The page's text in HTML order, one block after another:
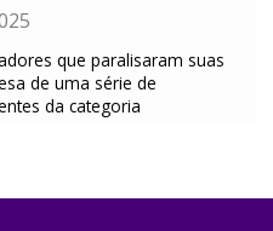
que paralisaram suas
de uma série de
da categoria